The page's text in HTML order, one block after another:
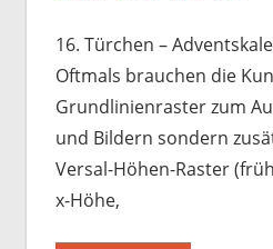
16. Türchen –
Oftmals brauchen die
Grundlinienraster zum
und Bildern sondern
Versal-Höhen-Raster
x-Höhe,